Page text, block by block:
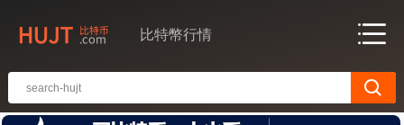
比特幣行情